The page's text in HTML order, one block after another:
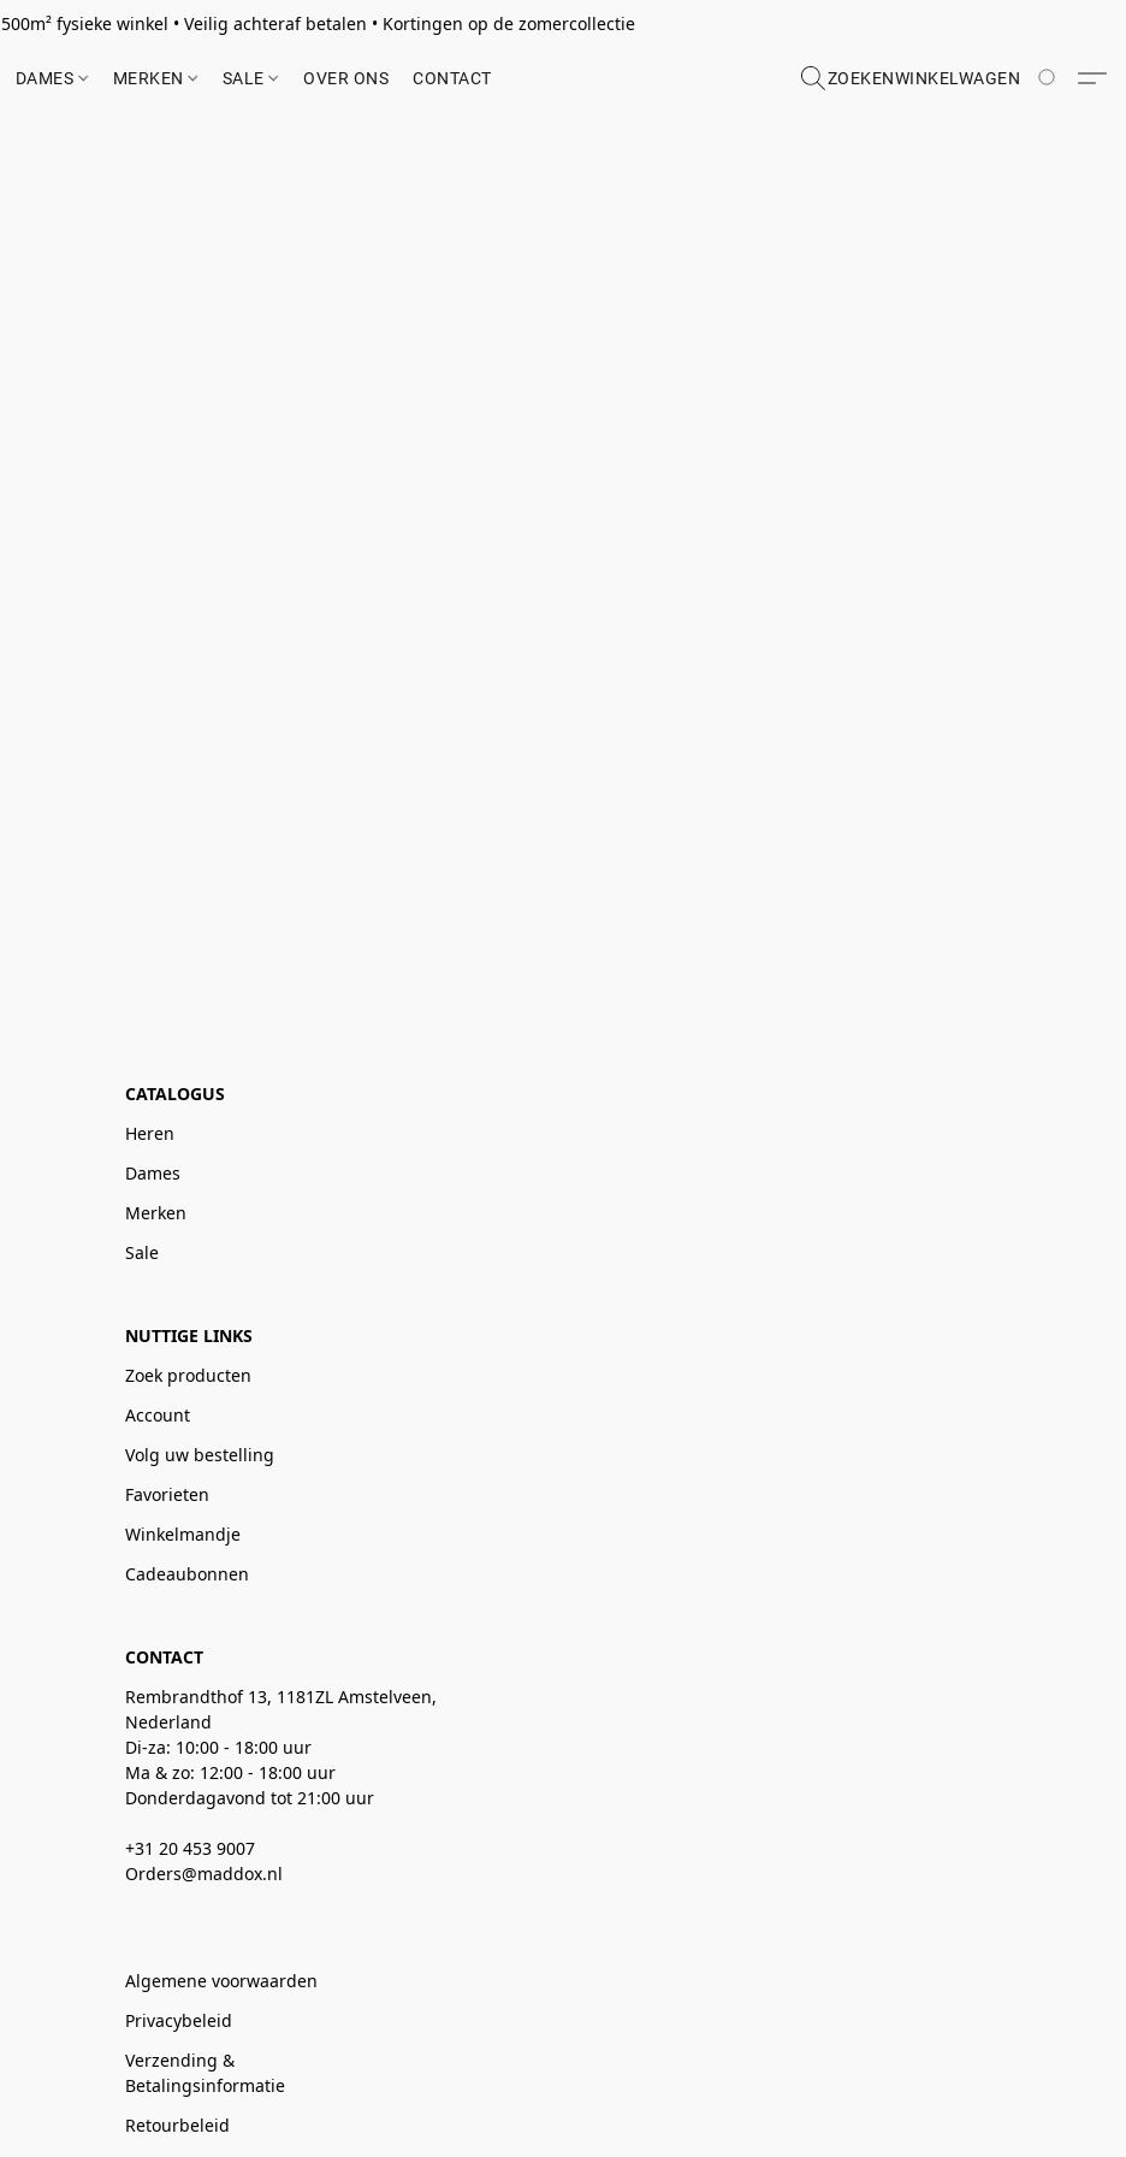
500m² fysieke winkel • Veilig achteraf betalen • Kortingen op de zomercollectie
DAMES MERKEN SALE OVER ONS CONTACT ZOEKENWINKELWAGEN
CATALOGUS
Heren
Dames
Merken
Sale
NUTTIGE LINKS
Zoek producten
Account
Volg uw bestelling
Favorieten
Winkelmandje
Cadeaubonnen
CONTACT
Rembrandthof 13, 1181ZL Amstelveen,
Nederland
Di-za: 10:00 - 18:00 uur
Ma & zo: 12:00 - 18:00 uur
Donderdagavond tot 21:00 uur
+31 20 453 9007
Orders@maddox.nl
Algemene voorwaarden
Privacybeleid
Verzending &
Betalingsinformatie
Retourbeleid